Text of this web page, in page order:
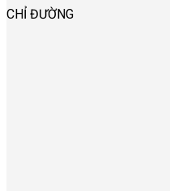
CHỈ ĐƯỜNG